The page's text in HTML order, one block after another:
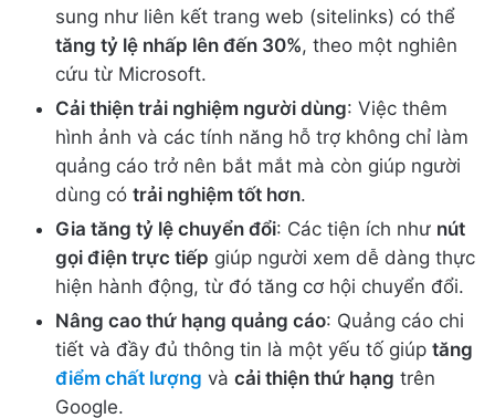
sung như liên kết trang web (sitelinks) có thể
tăng tỷ lệ nhấp lên đến 30%, theo một nghiên
cứu từ Microsoft.
Cải thiện trải nghiệm người dùng: Việc thêm
hình ảnh và các tính năng hỗ trợ không chỉ làm
quảng cáo trở nên bắt mắt mà còn giúp người
dùng có trải nghiệm tốt hơn.
Gia tăng tỷ lệ chuyển đổi: Các tiện ích như nút
gọi điện trực tiếp giúp người xem dễ dàng thực
hiện hành động, từ đó tăng cơ hội chuyển đổi.
Nâng cao thứ hạng quảng cáo: Quảng cáo chi
tiết và đầy đủ thông tin là một yếu tố giúp tăng
điểm chất lượng và cải thiện thứ hạng trên
Google.